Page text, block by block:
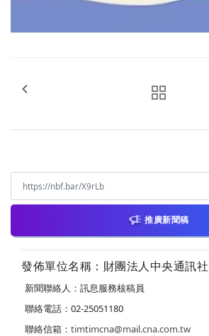
推廣新聞稿
發佈單位名稱：財團法人中央通訊社
新聞聯絡人：訊息服務核稿員
聯絡電話：02-25051180
聯絡信箱： timtimcna@mail.cna.com.tw